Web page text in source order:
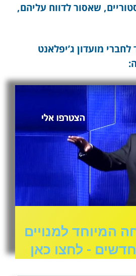
שאסור לדווח עליהם,
מועדון ג’יפלאנט
המיוחד למנויים
- לחצו כאן